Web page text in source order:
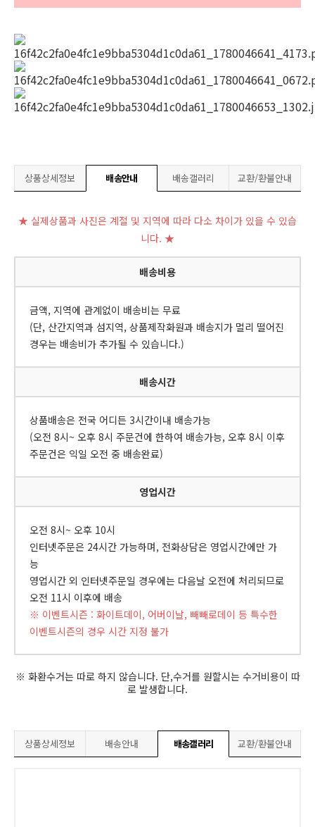
상품상세정보 배송안내 배송갤러리 교환/환불안내
★ 실제상품과 사진은 계절 및 지역에 따라 다소 차이가 있을 수 있습
니다. ★
배송비용
금액, 지역에 관계없이 배송비는 무료
(단, 산간지역과 섬지역, 상품제작화원과 배송지가 멀리 떨어진
경우는 배송비가 추가될 수 있습니다.)
배송시간
상품배송은 전국 어디든 3시간이내 배송가능
(오전 8시~ 오후 8시 주문건에 한하여 배송가능, 오후 8시 이후
주문건은 익일 오전 중 배송완료)
영업시간
오전 8시~ 오후 10시
인터넷주문은 24시간 가능하며, 전화상담은 영업시간에만 가
능
영업시간 외 인터넷주문일 경우에는 다음날 오전에 처리되므로
오전 11시 이후에 배송
※ 이벤트시즌 : 화이트데이, 어버이날, 빼빼로데이 등 특수한
이벤트시즌의 경우 시간 지정 불가
※ 화환수거는 따로 하지 않습니다. 단,수거를 원할시는 수거비용이 따
로 발생합니다.
상품상세정보 배송안내 배송갤러리 교환/환불안내